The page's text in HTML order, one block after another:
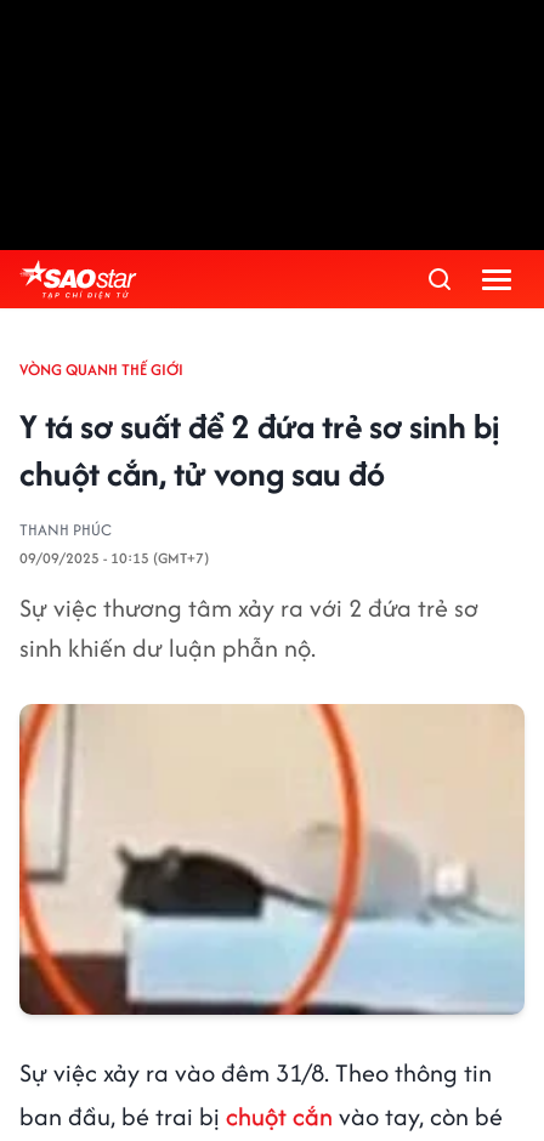
VÒNG QUANH THẾ GIỚI
Y tá sơ suất để 2 đứa trẻ sơ sinh bị
chuột cắn, tử vong sau đó
THANH PHÚC
09/09/2025 - 10:15 (GMT+7)
Sự việc thương tâm xảy ra với 2 đứa trẻ sơ
sinh khiến dư luận phẫn nộ.
Sự việc xảy ra vào đêm 31/8. Theo thông tin
ban đầu, bé trai bị chuột cắn vào tay, còn bé